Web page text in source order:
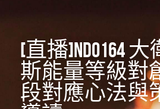
免費會員專區
VIP會員專區
[直播]NDO164
斯能量等級對
段對應心法與